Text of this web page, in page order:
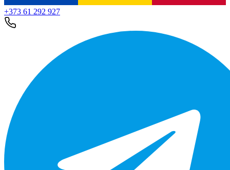
+373 61 292 927